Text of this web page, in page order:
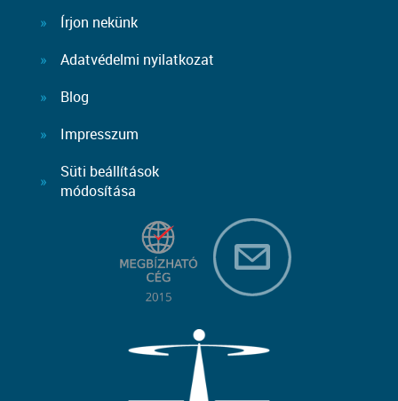
Írjon nekünk
Adatvédelmi nyilatkozat
Blog
Impresszum
Süti beállítások
módosítása